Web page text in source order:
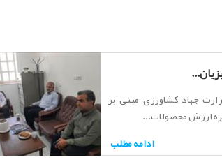
جهاد کشاورزی مبنی بر
ارزش محصولات...
ادامه مطلب